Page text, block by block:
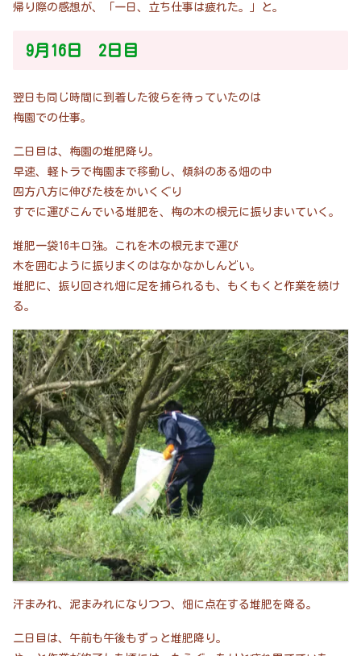
帰り際の感想が、「一日、立ち仕事は疲れた。」と。
9月16日 2日目
翌日も同じ時間に到着した彼らを待っていたのは
梅園での仕事。
二日目は、梅園の堆肥降り。
早速、軽トラで梅園まで移動し、傾斜のある畑の中
四方八方に伸びた枝をかいくぐり
すでに運びこんでいる堆肥を、梅の木の根元に振りまいていく。
堆肥一袋16キロ強。これを木の根元まで運び
木を囲むように振りまくのはなかなかしんどい。
堆肥に、振り回され畑に足を捕られるも、もくもくと作業を続け
る。
汗まみれ、泥まみれになりつつ、畑に点在する堆肥を降る。
二日目は、午前も午後もずっと堆肥降り。